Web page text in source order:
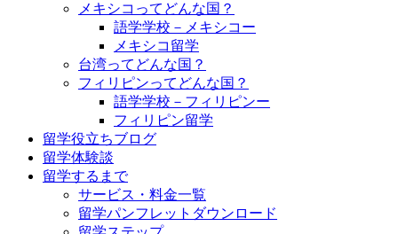
メキシコってどんな国？
語学学校－メキシコー
メキシコ留学
台湾ってどんな国？
フィリピンってどんな国？
語学学校－フィリピンー
フィリピン留学
留学役立ちブログ
留学体験談
留学するまで
サービス・料金一覧
留学パンフレットダウンロード